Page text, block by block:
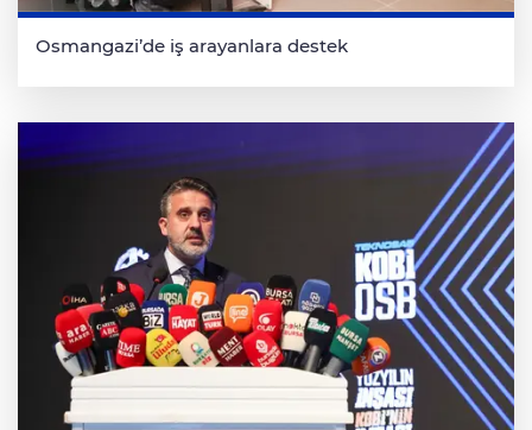
Osmangazi’de iş arayanlara destek